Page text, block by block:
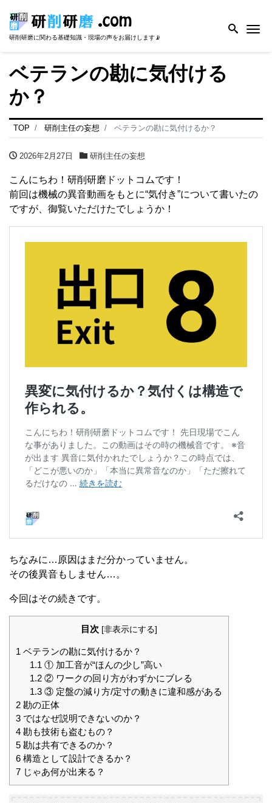
研削研磨に関わる基礎知識・現場の声をお届けします📡
ベテランの勘に気付ける
か？
TOP 研削主任の妄想 ベテランの勘に気付けるか？
2026年2月27日 研削主任の妄想
こんにちわ！研削研磨ドットコムです！
前回は機械の異音動画をもとに“気付き”について書いたの
ですが、御覧いただけたでしょうか！
ちなみに…原因はまだ分かっていません。
その後異音もしません…。
今回はその続きです。
目次 [非表示にする]
1 ベテランの勘に気付けるか？
1.1 ① 加工音が“ほんの少し”高い
1.2② ワークの回り方がわずかにブレる
1.3③ 定盤の減り方/定寸の動きに違和感がある
2 勘の正体
3 ではなぜ説明できないのか？
4 勘も技術も盗むもの？
5 勘は共有できるのか？
6 構造として設計できるか？
7 じゃあ何が出来る？